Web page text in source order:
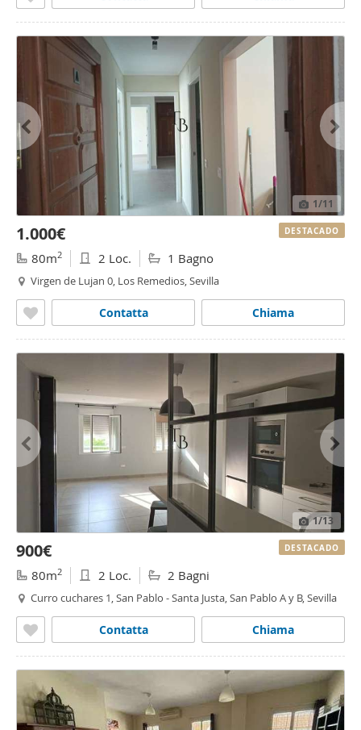
1/11
1.000€
80m2 2 Loc. 1 Bagno
Virgen de Lujan 0, Los Remedios, Sevilla
Chiama
Contatta
DESTACADO
1/13
900€
80m2 2 Loc. 2 Bagni
Curro cuchares 1, San Pablo - Santa Justa, San Pablo A y B, Sevilla
Chiama
Contatta
DESTACADO